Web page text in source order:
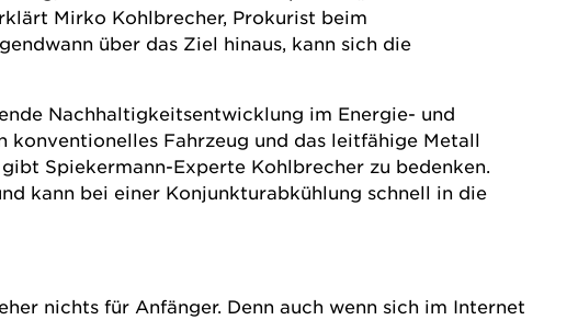
Mirko Kohlbrecher, Prokurist beim
über das Ziel hinaus, kann sich die
Nachhaltigkeitsentwicklung im Energie- und
Fahrzeug und das leitfähige Metall
Spiekermann-Experte Kohlbrecher zu bedenken.
kann bei einer Konjunkturabkühlung schnell in die
nichts für Anfänger. Denn auch wenn sich im Internet